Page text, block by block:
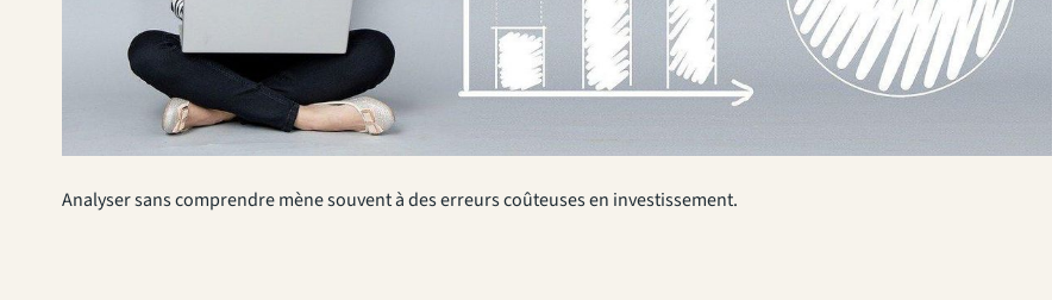
Analyser sans comprendre mène souvent à des erreurs coûteuses en investissement.